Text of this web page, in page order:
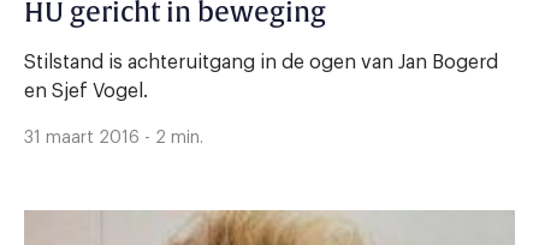
HU gericht in beweging
Stilstand is achteruitgang in de ogen van Jan Bogerd
en Sjef Vogel.
31 maart 2016 - 2 min.